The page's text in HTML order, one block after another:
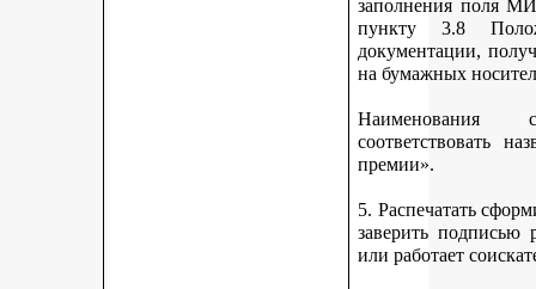
заполнения поля
пункту 3.8
документации,
на бумажных
Наименования
соответствовать
премии».
5. Распечатать
заверить подписью
или работает